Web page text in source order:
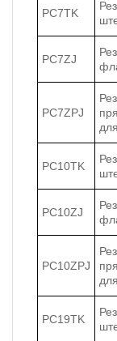
PC7TK
PC7ZJ
PC7ZPJ
PC10TK
PC10ZJ
PC10ZPJ
PC19TK